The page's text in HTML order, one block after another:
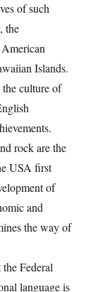
of such
the
Islands.
culture of
rock are the
USA first
of
and
the way of
Federal
language is